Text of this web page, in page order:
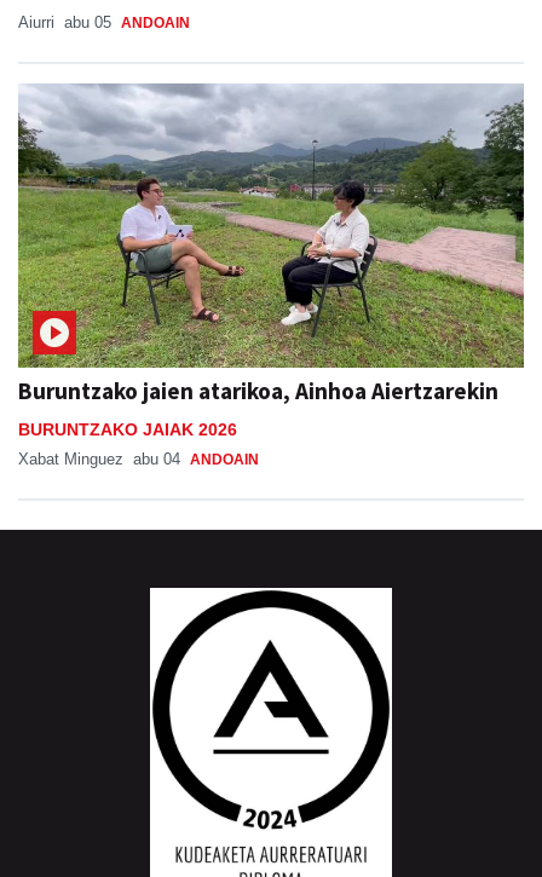
Aiurri abu 05 ANDOAIN
Buruntzako jaien atarikoa, Ainhoa Aiertzarekin
BURUNTZAKO JAIAK 2026
Xabat Minguez abu 04 ANDOAIN